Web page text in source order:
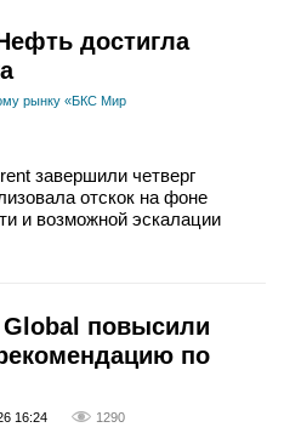
достигла
рынку «БКС Мир
завершили четверг
отскок на фоне
и возможной эскалации
повысили
по
16:24 1290